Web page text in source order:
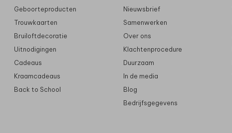
Geboorteproducten
Trouwkaarten
Bruiloftdecoratie
Uitnodigingen
Cadeaus
Kraamcadeaus
Back to School
Nieuwsbrief
Samenwerken
Over ons
Klachtenprocedure
Duurzaam
In de media
Blog
Bedrijfsgegevens